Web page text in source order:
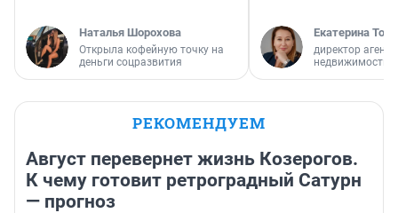
Наталья Шорохова
Открыла кофейную точку на
деньги соцразвития
Екатерина
директор
недвижимости
РЕКОМЕНДУЕМ
Август перевернет жизнь Козерогов.
К чему готовит ретроградный Сатурн
— прогноз